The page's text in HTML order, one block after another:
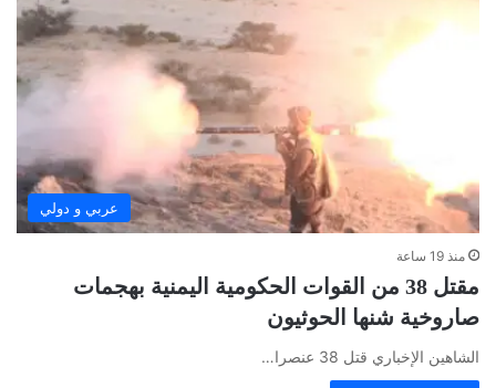
عربي و دولي
منذ 19 ساعة
مقتل 38 من القوات الحكومية اليمنية بهجمات
صاروخية شنها الحوثيون
الشاهين الإخباري قتل 38 عنصرا…